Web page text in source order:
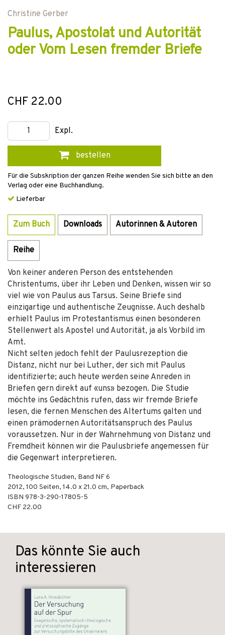
Christine Gerber
Paulus, Apostolat und Autorität
oder Vom Lesen fremder Briefe
CHF 22.00
Expl.
bestellen
Für die Subskription der ganzen Reihe wenden Sie sich bitte an den
Verlag oder eine Buchhandlung.
Lieferbar
Zum Buch Downloads Autorinnen & Autoren
Reihe
Von keiner anderen Person des entstehenden
Christentums, über ihr Leben und Denken, wissen wir so
viel wie von Paulus aus Tarsus. Seine Briefe sind
einzigartige und authentische Zeugnisse. Auch deshalb
erhielt Paulus im Protestantismus einen besonderen
Stellenwert als Apostel und Autorität, ja als Vorbild im
Amt.
Nicht selten jedoch fehlt der Paulusrezeption die
Distanz, nicht nur bei Luther, der sich mit Paulus
identifizierte; auch heute werden seine Anreden in
Briefen gern direkt auf «uns» bezogen. Die Studie
möchte ins Gedächtnis rufen, dass wir fremde Briefe
lesen, die fernen Menschen des Altertums galten und
einen prämodernen Autoritätsanspruch des Paulus
voraussetzen. Nur in der Wahrnehmung von Distanz und
Fremdheit können wir die Paulusbriefe angemessen für
die Gegenwart interpretieren.
Theologische Studien, Band NF 6
2012, 100 Seiten, 14.0 x 21.0 cm, Paperback
ISBN 978-3-290-17805-5
CHF 22.00
Das könnte Sie auch
interessieren